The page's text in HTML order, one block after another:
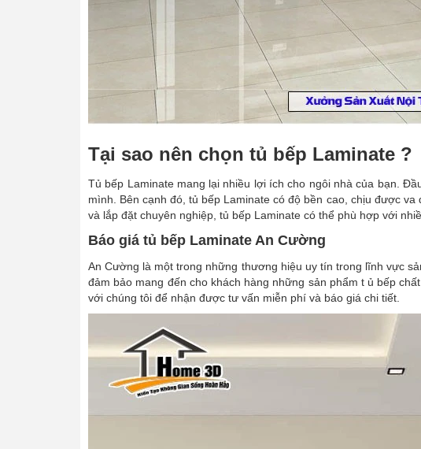
Tại sao nên chọn tủ bếp Laminate ?
Tủ bếp Laminate mang lại nhiều lợi ích cho ngôi nhà của bạn.
mình. Bên cạnh đó, tủ bếp Laminate có độ bền cao, chịu được
và lắp đặt chuyên nghiệp, tủ bếp Laminate có thể phù hợp với
Báo giá tủ bếp Laminate An Cường
An Cường là một trong những thương hiệu uy tín trong lĩnh vực
đảm bảo mang đến cho khách hàng những sản phẩm t ủ bếp
với chúng tôi để nhận được tư vấn miễn phí và báo giá chi tiết.